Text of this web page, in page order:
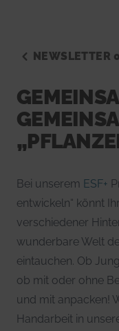
NEWSLETTER
Bei unserem ESF+
entwickeln“ könnt
verschiedener
wunderbare Welt
eintauchen. Ob
ob mit oder ohne
und mit anpacken!
Handarbeit in